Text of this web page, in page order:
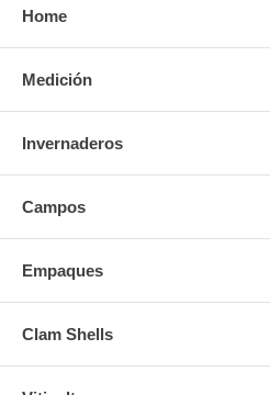
Home
Medición
Invernaderos
Campos
Empaques
Clam Shells